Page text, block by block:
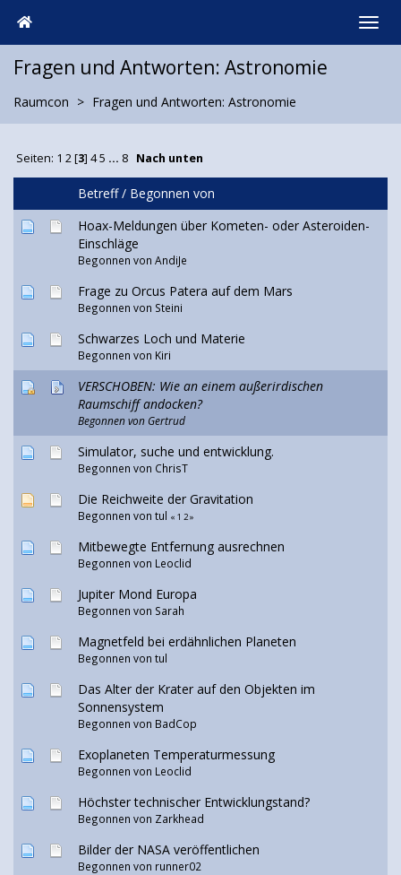
Fragen und Antworten: Astronomie
Raumcon Fragen und Antworten: Astronomie
Seiten: 1 2[3] 4 5 ... 8 Nach unten
Betreff/ Begonnen von
Hoax-Meldungen über Kometen- oder Asteroiden-
Einschläge
Begonnen von AndiJe
Frage zu Orcus Patera auf dem Mars
Begonnen von Steini
Schwarzes Loch und Materie
Begonnen von Kiri
VERSCHOBEN: Wie an einem außerirdischen
Raumschiff andocken?
Begonnen von Gertrud
Simulator, suche und entwicklung.
Begonnen von ChrisT
Die Reichweite der Gravitation
Begonnen von tul « 1 2»
Mitbewegte Entfernung ausrechnen
Begonnen von Leoclid
Jupiter Mond Europa
Begonnen von Sarah
Magnetfeld bei erdähnlichen Planeten
Begonnen von tul
Das Alter der Krater auf den Objekten im
Sonnensystem
Begonnen von BadCop
Exoplaneten Temperaturmessung
Begonnen von Leoclid
Höchster technischer Entwicklungstand?
Begonnen von Zarkhead
Bilder der NASA veröffentlichen
Begonnen von runner02